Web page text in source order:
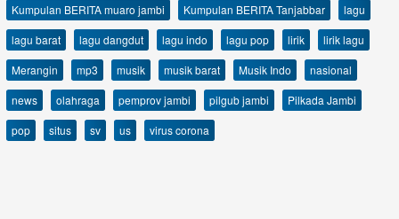
Kumpulan BERITA muaro jambi
Kumpulan BERITA Tanjabbar
lagu
lagu barat
lagu dangdut lagu indo lagu pop lirik
lirik lagu
Merangin
mp3 musik musik barat Musik Indo
nasional
news
olahraga pemprov jambi pilgub jambi
Pilkada Jambi
pop
situs sv us virus corona